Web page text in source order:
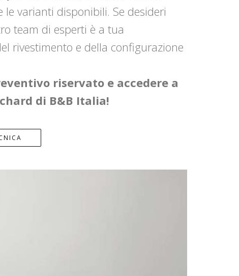
le varianti disponibili. Se desideri
team di esperti è a tua
rivestimento e della configurazione
riservato e accedere a
di B&B Italia!